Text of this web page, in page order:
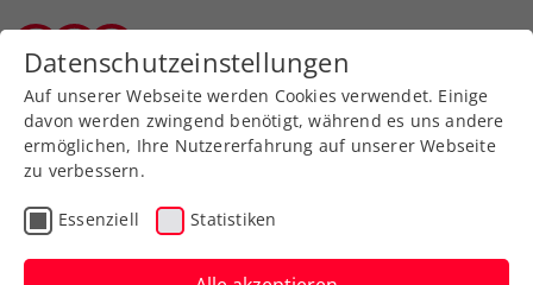
Zurück zur Newsübersicht
Turniere
Oberleitner/Schwärzler
Datenschutzeinstellungen
Auf unserer Webseite werden Cookies verwendet. Einige
davon werden zwingend benötigt, während es uns andere
ermöglichen, Ihre Nutzererfahrung auf unserer Webseite
zu verbessern.
Essenziell Statistiken